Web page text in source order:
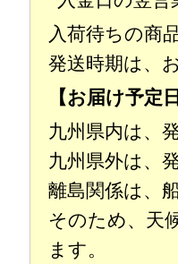
入荷待ちの商
発送時期は、
【お届け予定
九州県内は、
九州県外は、
離島関係は、
そのため、天
ます。